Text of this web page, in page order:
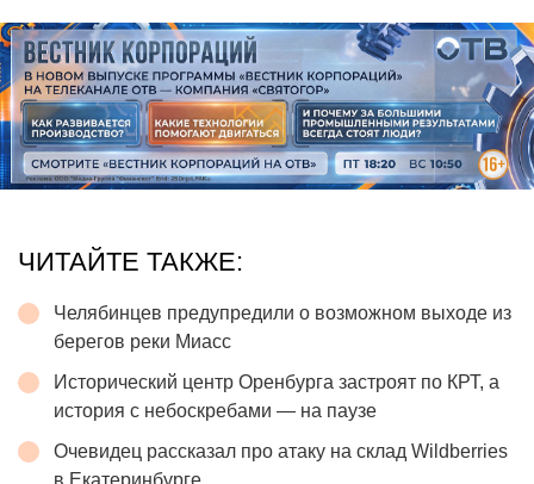
ЧИТАЙТЕ ТАКЖЕ:
Челябинцев предупредили о возможном выходе из
берегов реки Миасс
Исторический центр Оренбурга застроят по КРТ, а
история с небоскребами — на паузе
Очевидец рассказал про атаку на склад Wildberries
в Екатеринбурге